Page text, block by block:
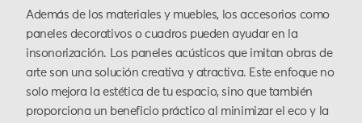
Además de los materiales y muebles, los accesorios como
paneles decorativos o cuadros pueden ayudar en la
insonorización. Los paneles acústicos que imitan obras de
arte son una solución creativa y atractiva. Este enfoque no
solo mejora la estética de tu espacio, sino que también
proporciona un beneficio práctico al minimizar el eco y la